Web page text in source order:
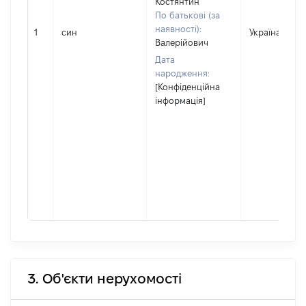
1 син
По батькові (за
наявності):
Валерійович
Дата
народження:
[Конфіденційна
інформація]
Україна
3. Об'єкти нерухомості